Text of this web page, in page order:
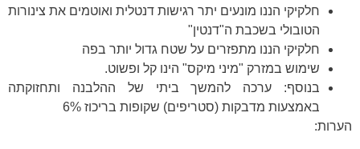
חלקיקי הננו מונעים יתר רגישות דנטלית ואוטמים את צינורות
הטובולי בשכבת ה"דנטין"
חלקיקי הננו מתפזרים על שטח גדול יותר בפה
שימוש במזרק "מיני מיקס" הינו קל ופשוט.
בנוסף: ערכה להמשך ביתי של ההלבנה ותחזוקתה
באמצעות מדבקות (סטריפים) שקופות בריכוז 6%
הערות: